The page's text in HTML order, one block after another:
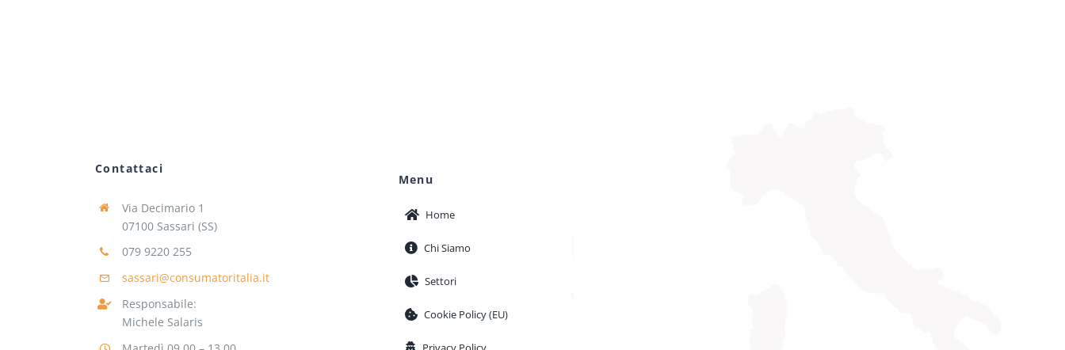
Contattaci
Via Decimario 1
07100 Sassari (SS)
079 9220 255
sassari@consumatoritalia.it
Responsabile:
Michele Salaris
Menu
Home
Chi Siamo
Settori
Cookie Policy (EU)